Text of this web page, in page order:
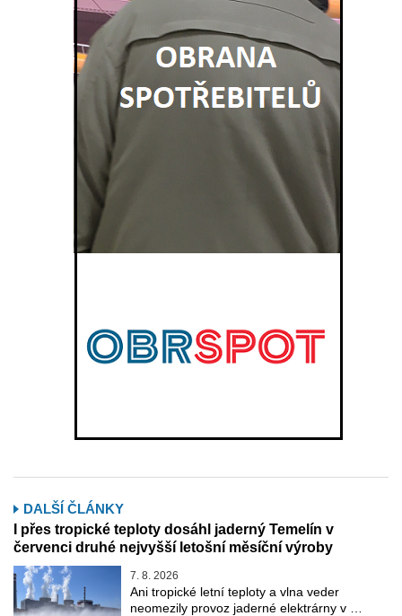
DALŠÍ ČLÁNKY
I přes tropické teploty dosáhl jaderný Temelín v
červenci druhé nejvyšší letošní měsíční výroby
7. 8. 2026
Ani tropické letní teploty a vlna veder
neomezily provoz jaderné elektrárny v …